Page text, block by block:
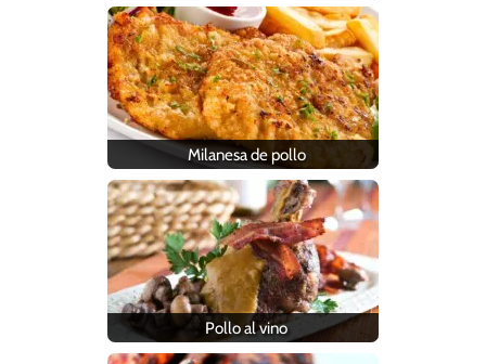
Milanesa de pollo
Pollo al vino